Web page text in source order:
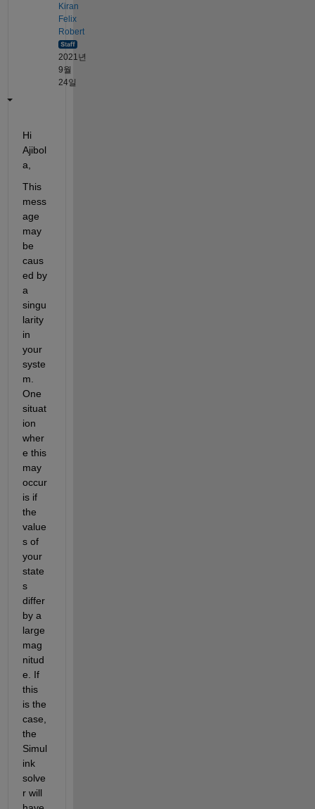
Kiran
Felix
Robert
2021년
9월
24일
Hi
Ajibol
a,
This
mess
age
may
be
caus
ed by
a
singu
larity
in
your
syste
m.
One
situat
ion
wher
e this
may
occur
is if
the
value
s of
your
state
s
differ
by a
large
mag
nitud
e. If
this
is the
case,
the
Simul
ink
solve
r will